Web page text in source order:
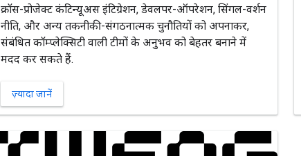
क्रॉस-प्रोजेक्ट कंटिन्यूअस इंटिग्रेशन, डेवलपर-ऑपरेशन, सिंगल-वर्शन
नीति, और अन्य तकनीकी-संगठनात्मक चुनौतियों को अपनाकर,
संबंधित कॉम्प्लेक्सिटी वाली टीमों के अनुभव को बेहतर बनाने में
मदद कर सकते हैं.
ज़्यादा जानें